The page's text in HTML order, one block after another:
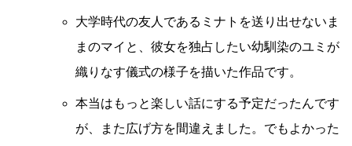
大学時代の友人であるミナトを送り出せないま
まのマイと、彼女を独占したい幼馴染のユミが
織りなす儀式の様子を描いた作品です。
本当はもっと楽しい話にする予定だったんです
が、また広げ方を間違えました。でもよかった